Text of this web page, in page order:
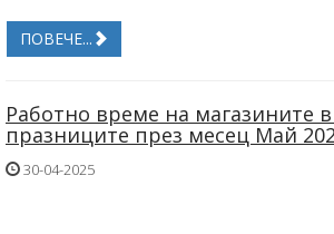
ПОВЕЧЕ...
Работно време на магазините в
празниците през месец Май
30-04-2025